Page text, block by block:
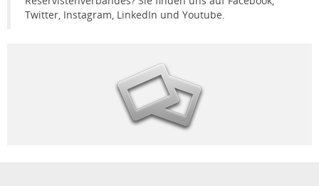
Twitter, Instagram, LinkedIn und Youtube.